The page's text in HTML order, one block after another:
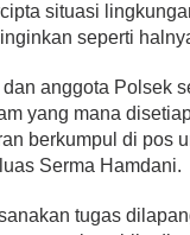
situasi
seperti
anggota Polsek
yang mana
berkumpul di pos
Serma Hamdani.
tugas